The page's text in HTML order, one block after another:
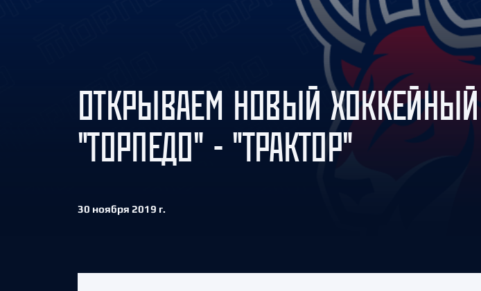
Амур
Барыс
Салават Юлаев
Сибирь
ОТКРЫВАЕМ НОВЫЙ
"ТОРПЕДО" - "ТРАКТОР"
30 ноября 2019 г.